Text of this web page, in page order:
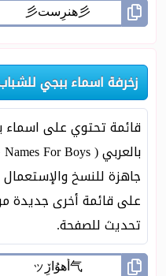
زخرفة اسماء ببجي
قائمة تحتوي على اسماء
جاهزة للنسخ
على قائمة أخرى جديدة
تحديث للصفحة.